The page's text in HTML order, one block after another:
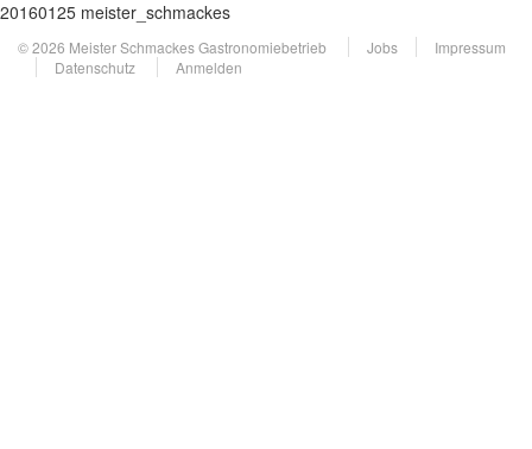
20160125 meister_schmackes
© 2026 Meister Schmackes Gastronomiebetrieb Jobs
Impressum
Datenschutz
Anmelden